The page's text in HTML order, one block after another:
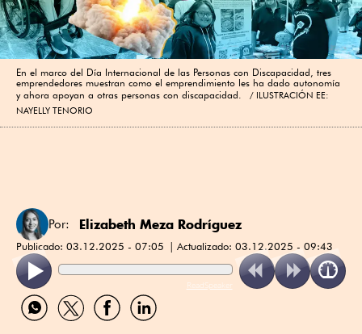
En el marco del Día Internacional de las Personas con Discapacidad, tres
emprendedores muestran como el emprendimiento les ha dado autonomía
y ahora apoyan a otras personas con discapacidad.
ILUSTRACIÓN EE:
NAYELLY TENORIO
Por: Elizabeth Meza Rodríguez
Publicado: 03.12.2025 - 07:05 Actualizado: 03.12.2025 - 09:43
ReadSpeaker
Compartir
por
Compartir
por
Compartir
por
Compartir
por